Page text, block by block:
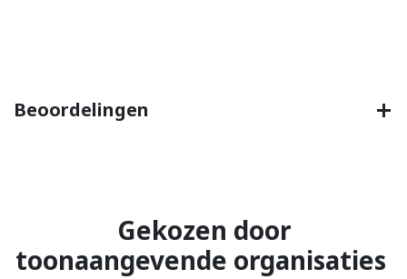
Beoordelingen
Gekozen door
toonaangevende organisaties